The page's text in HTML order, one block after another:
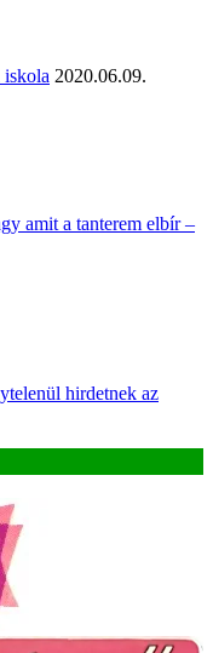
iskola 2020.06.09.
amit a tanterem elbír –
hirdetnek az